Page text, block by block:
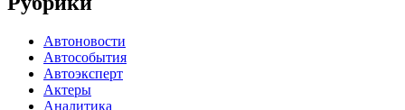
Автоновости
Автособытия
Автоэксперт
Актеры
Аналитика